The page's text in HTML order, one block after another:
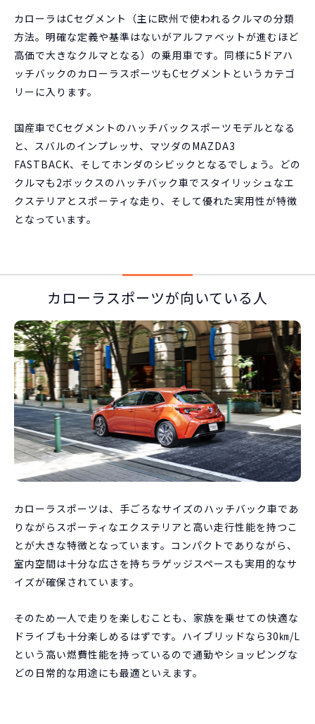
カローラはCセグメント（主に欧州で使われるクルマの分類
方法。明確な定義や基準はないがアルファベットが進むほど
高価で大きなクルマとなる）の乗用車です。同様に5ドアハ
ッチバックのカローラスポーツもCセグメントというカテゴ
リーに入ります。
国産車でCセグメントのハッチバックスポーツモデルとなる
と、スバルのインプレッサ、マツダのMAZDA3
FASTBACK、そしてホンダのシビックとなるでしょう。どの
クルマも2ボックスのハッチバック車でスタイリッシュなエ
クステリアとスポーティな走り、そして優れた実用性が特徴
となっています。
カローラスポーツが向いている人
カローラスポーツは、手ごろなサイズのハッチバック車であ
りながらスポーティなエクステリアと高い走行性能を持つこ
とが大きな特徴となっています。コンパクトでありながら、
室内空間は十分な広さを持ちラゲッジスペースも実用的なサ
イズが確保されています。
そのため一人で走りを楽しむことも、家族を乗せての快適な
ドライブも十分楽しめるはずです。ハイブリッドなら30㎞/L
という高い燃費性能を持っているので通勤やショッピングな
どの日常的な用途にも最適といえます。